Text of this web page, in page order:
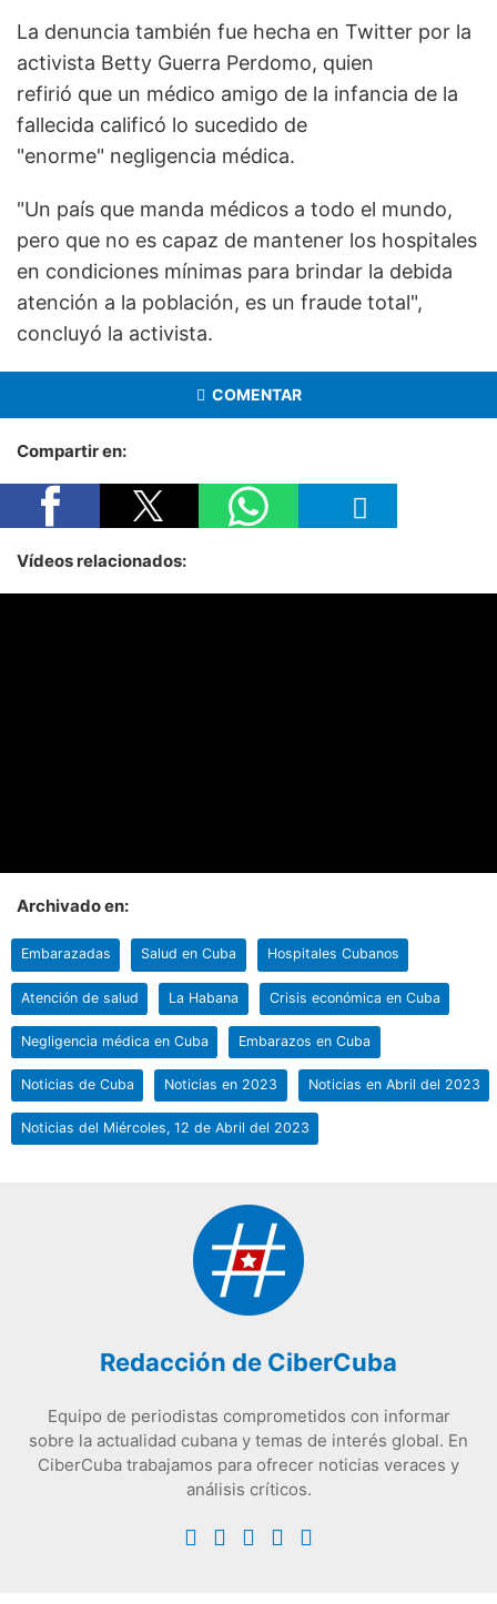
La denuncia también fue hecha en Twitter por la
activista Betty Guerra Perdomo, quien
refirió que un médico amigo de la infancia de la
fallecida calificó lo sucedido de
"enorme" negligencia médica.
"Un país que manda médicos a todo el mundo,
pero que no es capaz de mantener los hospitales
en condiciones mínimas para brindar la debida
atención a la población, es un fraude total",
concluyó la activista.
COMENTAR
Compartir en:
Vídeos relacionados:
Archivado en:
Embarazadas Salud en Cuba Hospitales Cubanos
Atención de salud La Habana Crisis económica en Cuba
Negligencia médica en Cuba Embarazos en Cuba
Noticias de Cuba Noticias en 2023 Noticias en Abril del 2023
Noticias del Miércoles, 12 de Abril del 2023
Redacción de CiberCuba
Equipo de periodistas comprometidos con informar
sobre la actualidad cubana y temas de interés global. En
CiberCuba trabajamos para ofrecer noticias veraces y
análisis críticos.